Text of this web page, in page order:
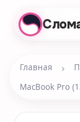
Главная ›
MacBook Pro